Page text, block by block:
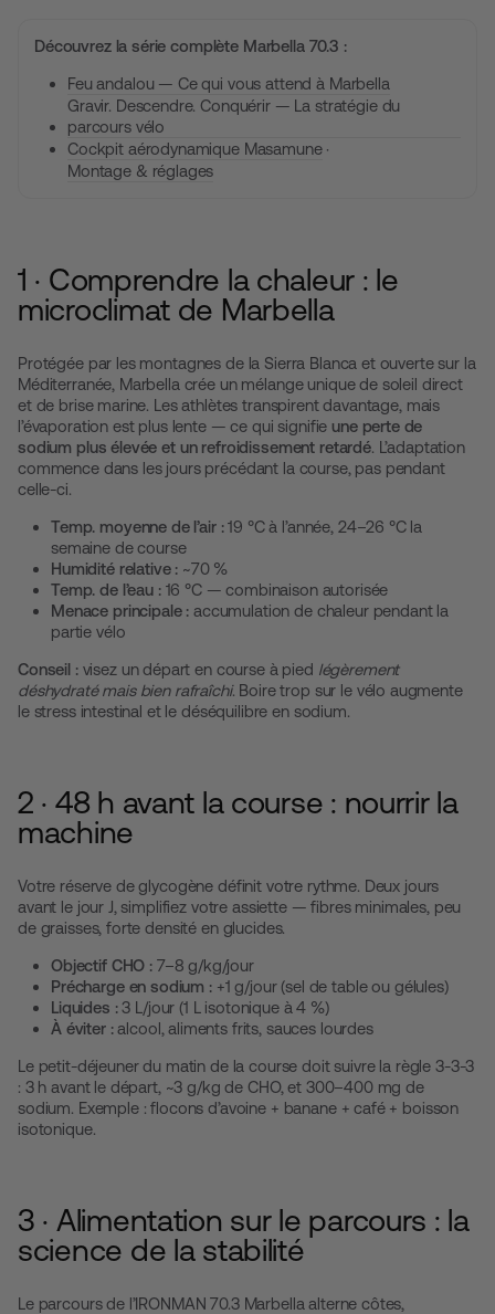
Découvrez la série complète Marbella 70.3 :
Feu andalou — Ce qui vous attend à Marbella
Gravir. Descendre. Conquérir — La stratégie du
parcours vélo
Cockpit aérodynamique Masamune·
Montage & réglages
1 · Comprendre la chaleur : le
microclimat de Marbella
Protégée par les montagnes de la Sierra Blanca et ouverte sur la
Méditerranée, Marbella crée un mélange unique de soleil direct
et de brise marine. Les athlètes transpirent davantage, mais
l’évaporation est plus lente — ce qui signifieune perte de
sodium plus élevée et un refroidissement retardé. L’adaptation
commence dans les jours précédant la course, pas pendant
celle-ci.
Temp. moyenne de l’air :19 °C à l’année, 24–26 °C la
semaine de course
Humidité relative : ~70 %
Temp. de l’eau :16 °C — combinaison autorisée
Menace principale : accumulation de chaleur pendant la
partie vélo
Conseil :visez un départ en course à pied légèrement
déshydraté mais bien rafraîchi. Boire trop sur le vélo augmente
le stress intestinal et le déséquilibre en sodium.
2 · 48 h avant la course : nourrir la
machine
Votre réserve de glycogène définit votre rythme. Deux jours
avant le jour J, simplifiez votre assiette — fibres minimales, peu
de graisses, forte densité en glucides.
Objectif CHO :7–8 g/kg/jour
Précharge en sodium :+1 g/jour (sel de table ou gélules)
Liquides :3 L/jour (1 L isotonique à 4 %)
À éviter :alcool, aliments frits, sauces lourdes
Le petit-déjeuner du matin de la course doit suivre la règle 3-3-3
: 3 h avant le départ, ~3 g/kg de CHO, et 300–400 mg de
sodium. Exemple : flocons d’avoine + banane + café + boisson
isotonique.
3 · Alimentation sur le parcours : la
science de la stabilité
Le parcours de l’IRONMAN 70.3 Marbella alterne côtes,